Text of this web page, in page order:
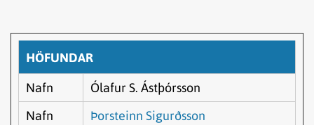
HÖFUNDAR
Nafn
Ólafur S. Ástþórsson
Nafn
Þorsteinn Sigurðsson